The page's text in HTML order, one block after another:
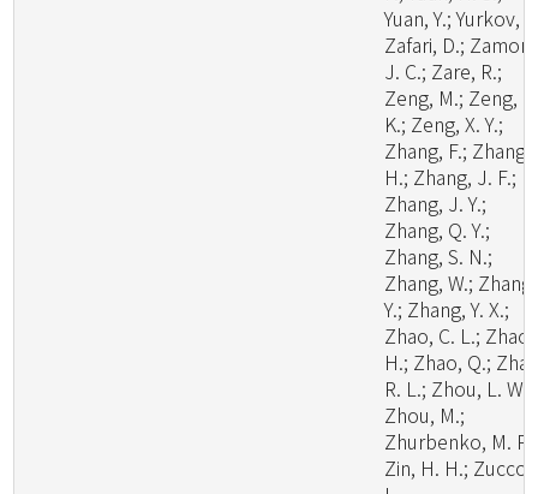
Yuan, Y.; Yurkov,
Zafari, D.;
J. C.; Zare, R.;
Zeng, M.; Zeng,
K.; Zeng, X. Y.;
Zhang, F.; Zhang,
H.; Zhang, J. F.;
Zhang, J. Y.;
Zhang, Q. Y.;
Zhang, S. N.;
Zhang, W.; Zhang,
Y.; Zhang, Y. X.;
Zhao, C. L.; Zhao,
H.; Zhao, Q.;
R. L.; Zhou, L. W.;
Zhou, M.;
Zhurbenko, M. P.;
Zin, H. H.;